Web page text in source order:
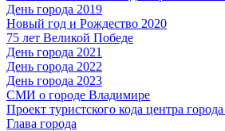
День города 2019
Новый год и Рождество 2020
75 лет Великой Победе
День города 2021
День города 2022
День города 2023
СМИ о городе Владимире
Проект туристского кода центра
Глава города